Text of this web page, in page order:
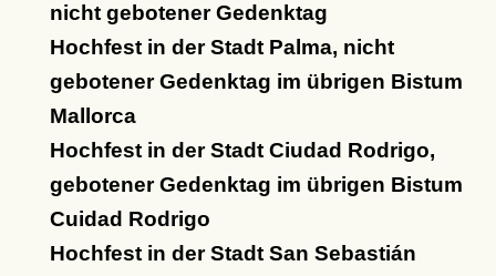
nicht gebotener Gedenktag
Hochfest in der Stadt Palma, nicht
gebotener Gedenktag im übrigen Bistum
Mallorca
Hochfest in der Stadt Ciudad Rodrigo,
gebotener Gedenktag im übrigen Bistum
Cuidad Rodrigo
Hochfest in der Stadt San Sebastián